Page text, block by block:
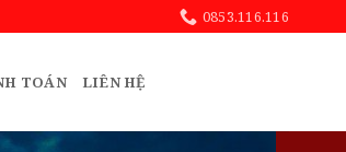
0853.116.116
TOÁN LIÊN HỆ